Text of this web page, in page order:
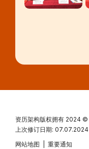
资历架构版权拥有 2024 ©
上次修订日期: 07.07.2024
网站地图
重要通知